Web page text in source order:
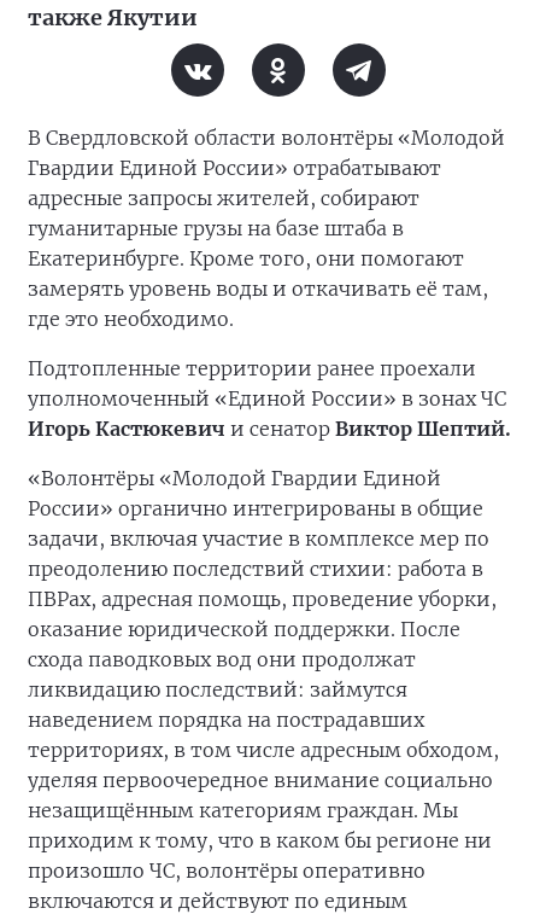
также Якутии
В Свердловской области волонтёры «Молодой
Гвардии Единой России» отрабатывают
адресные запросы жителей, собирают
гуманитарные грузы на базе штаба в
Екатеринбурге. Кроме того, они помогают
замерять уровень воды и откачивать её там,
где это необходимо.
Подтопленные территории ранее проехали
уполномоченный «Единой России» в зонах ЧС
Игорь Кастюкевич и сенатор Виктор Шептий.
«Волонтёры «Молодой Гвардии Единой
России» органично интегрированы в общие
задачи, включая участие в комплексе мер по
преодолению последствий стихии: работа в
ПВРах, адресная помощь, проведение уборки,
оказание юридической поддержки. После
схода паводковых вод они продолжат
ликвидацию последствий: займутся
наведением порядка на пострадавших
территориях, в том числе адресным обходом,
уделяя первоочередное внимание социально
незащищённым категориям граждан. Мы
приходим к тому, что в каком бы регионе ни
произошло ЧС, волонтёры оперативно
включаются и действуют по единым